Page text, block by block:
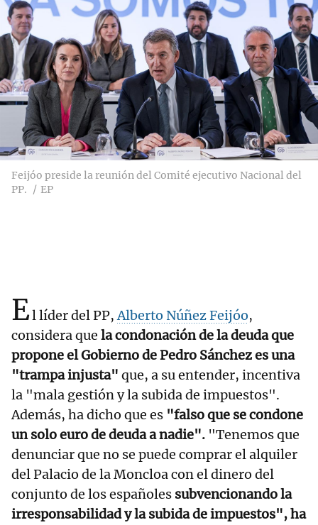
Feijóo preside la reunión del Comité ejecutivo Nacional del
PP.
EP
El líder del PP,Alberto Núñez Feijóo,
considera que la condonación de la deuda que
propone el Gobierno de Pedro Sánchez es una
"trampa injusta" que, a su entender, incentiva
la "mala gestión y la subida de impuestos".
Además, ha dicho que es "falso que se condone
un solo euro de deuda a nadie". "Tenemos que
denunciar que no se puede comprar el alquiler
del Palacio de la Moncloa con el dinero del
conjunto de los españoles subvencionando la
irresponsabilidad y la subida de impuestos", ha